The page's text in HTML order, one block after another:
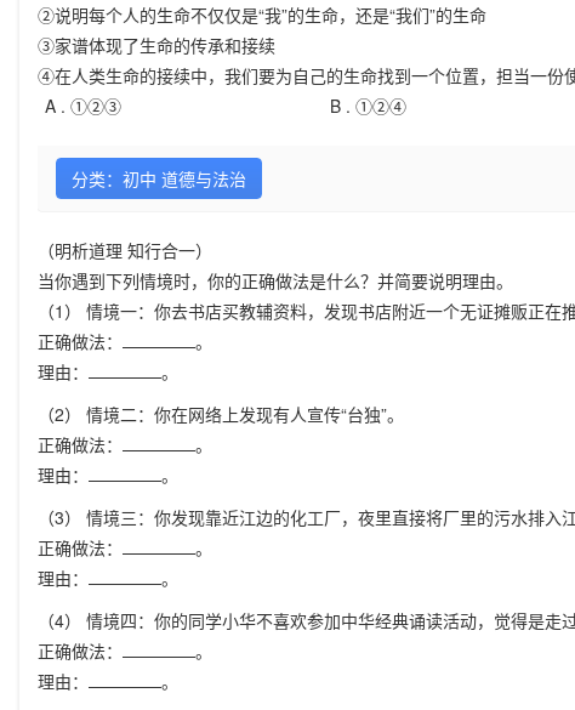
②说明每个人的生命不仅仅是“我”的生命，还是“我们”的生命
③家谱体现了生命的传承和接续
④在人类生命的接续中，我们要为自己的生命找到一个位置，担当一份
A . ①②③ B . ①②④
分类：初中 道德与法治
（明析道理 知行合一）
当你遇到下列情境时，你的正确做法是什么？并简要说明理由。
（1） 情境一：你去书店买教辅资料，发现书店附近一个无证摊贩正在
正确做法：
。
理由：
。
（2） 情境二：你在网络上发现有人宣传“台独”。
正确做法：
。
理由：
。
（3） 情境三：你发现靠近江边的化工厂，夜里直接将厂里的污水排入江
正确做法：
。
理由：
。
（4） 情境四：你的同学小华不喜欢参加中华经典诵读活动，觉得是走过
正确做法：
。
理由：
。